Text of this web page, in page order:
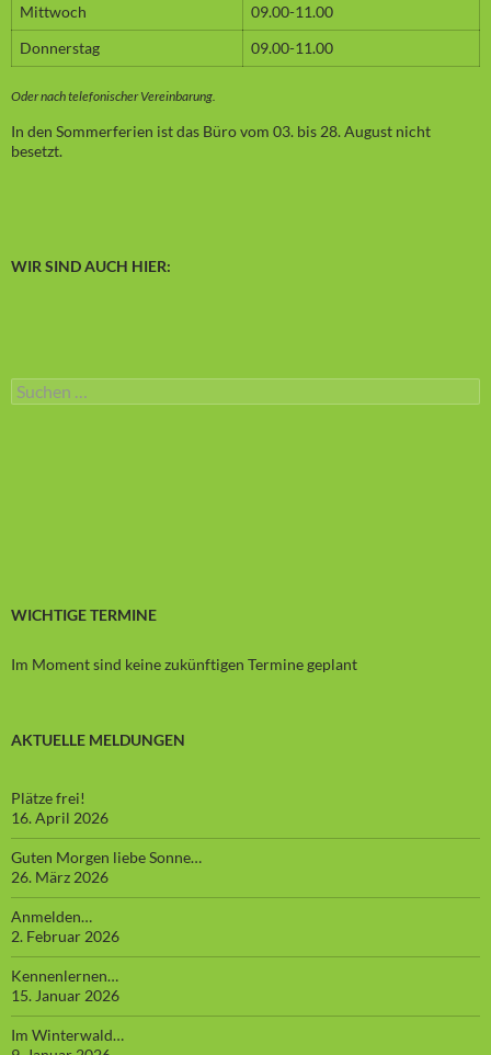
Mittwoch
09.00-11.00
Donnerstag
09.00-11.00
Oder nach telefonischer Vereinbarung.
In den Sommerferien ist das Büro vom 03. bis 28. August nicht
besetzt.
WIR SIND AUCH HIER:
Suchen
nach:
WICHTIGE TERMINE
Im Moment sind keine zukünftigen Termine geplant
AKTUELLE MELDUNGEN
Plätze frei!
16. April 2026
Guten Morgen liebe Sonne…
26. März 2026
Anmelden…
2. Februar 2026
Kennenlernen…
15. Januar 2026
Im Winterwald…